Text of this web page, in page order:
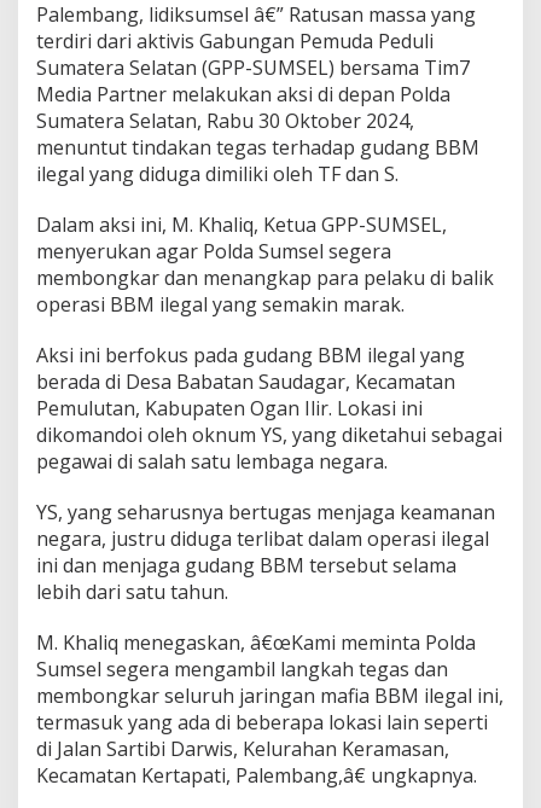
d
u
l
i
S
u
m
s
l
d
a
n
T
m
7
G
e
r
u
k
P
o
l
S
u
m
s
e
l
,
Palembang, lidiksumsel â€” Ratusan massa yang
terdiri dari aktivis Gabungan Pemuda Peduli
Sumatera Selatan (GPP-SUMSEL) bersama Tim7
Media Partner melakukan aksi di depan Polda
Sumatera Selatan, Rabu 30 Oktober 2024,
menuntut tindakan tegas terhadap gudang BBM
ilegal yang diduga dimiliki oleh TF dan S.
Dalam aksi ini, M. Khaliq, Ketua GPP-SUMSEL,
menyerukan agar Polda Sumsel segera
membongkar dan menangkap para pelaku di balik
operasi BBM ilegal yang semakin marak.
Aksi ini berfokus pada gudang BBM ilegal yang
berada di Desa Babatan Saudagar, Kecamatan
Pemulutan, Kabupaten Ogan Ilir. Lokasi ini
dikomandoi oleh oknum YS, yang diketahui sebagai
pegawai di salah satu lembaga negara.
YS, yang seharusnya bertugas menjaga keamanan
negara, justru diduga terlibat dalam operasi ilegal
ini dan menjaga gudang BBM tersebut selama
lebih dari satu tahun.
M. Khaliq menegaskan, â€œKami meminta Polda
Sumsel segera mengambil langkah tegas dan
membongkar seluruh jaringan mafia BBM ilegal ini,
termasuk yang ada di beberapa lokasi lain seperti
di Jalan Sartibi Darwis, Kelurahan Keramasan,
Kecamatan Kertapati, Palembang,â€ ungkapnya.